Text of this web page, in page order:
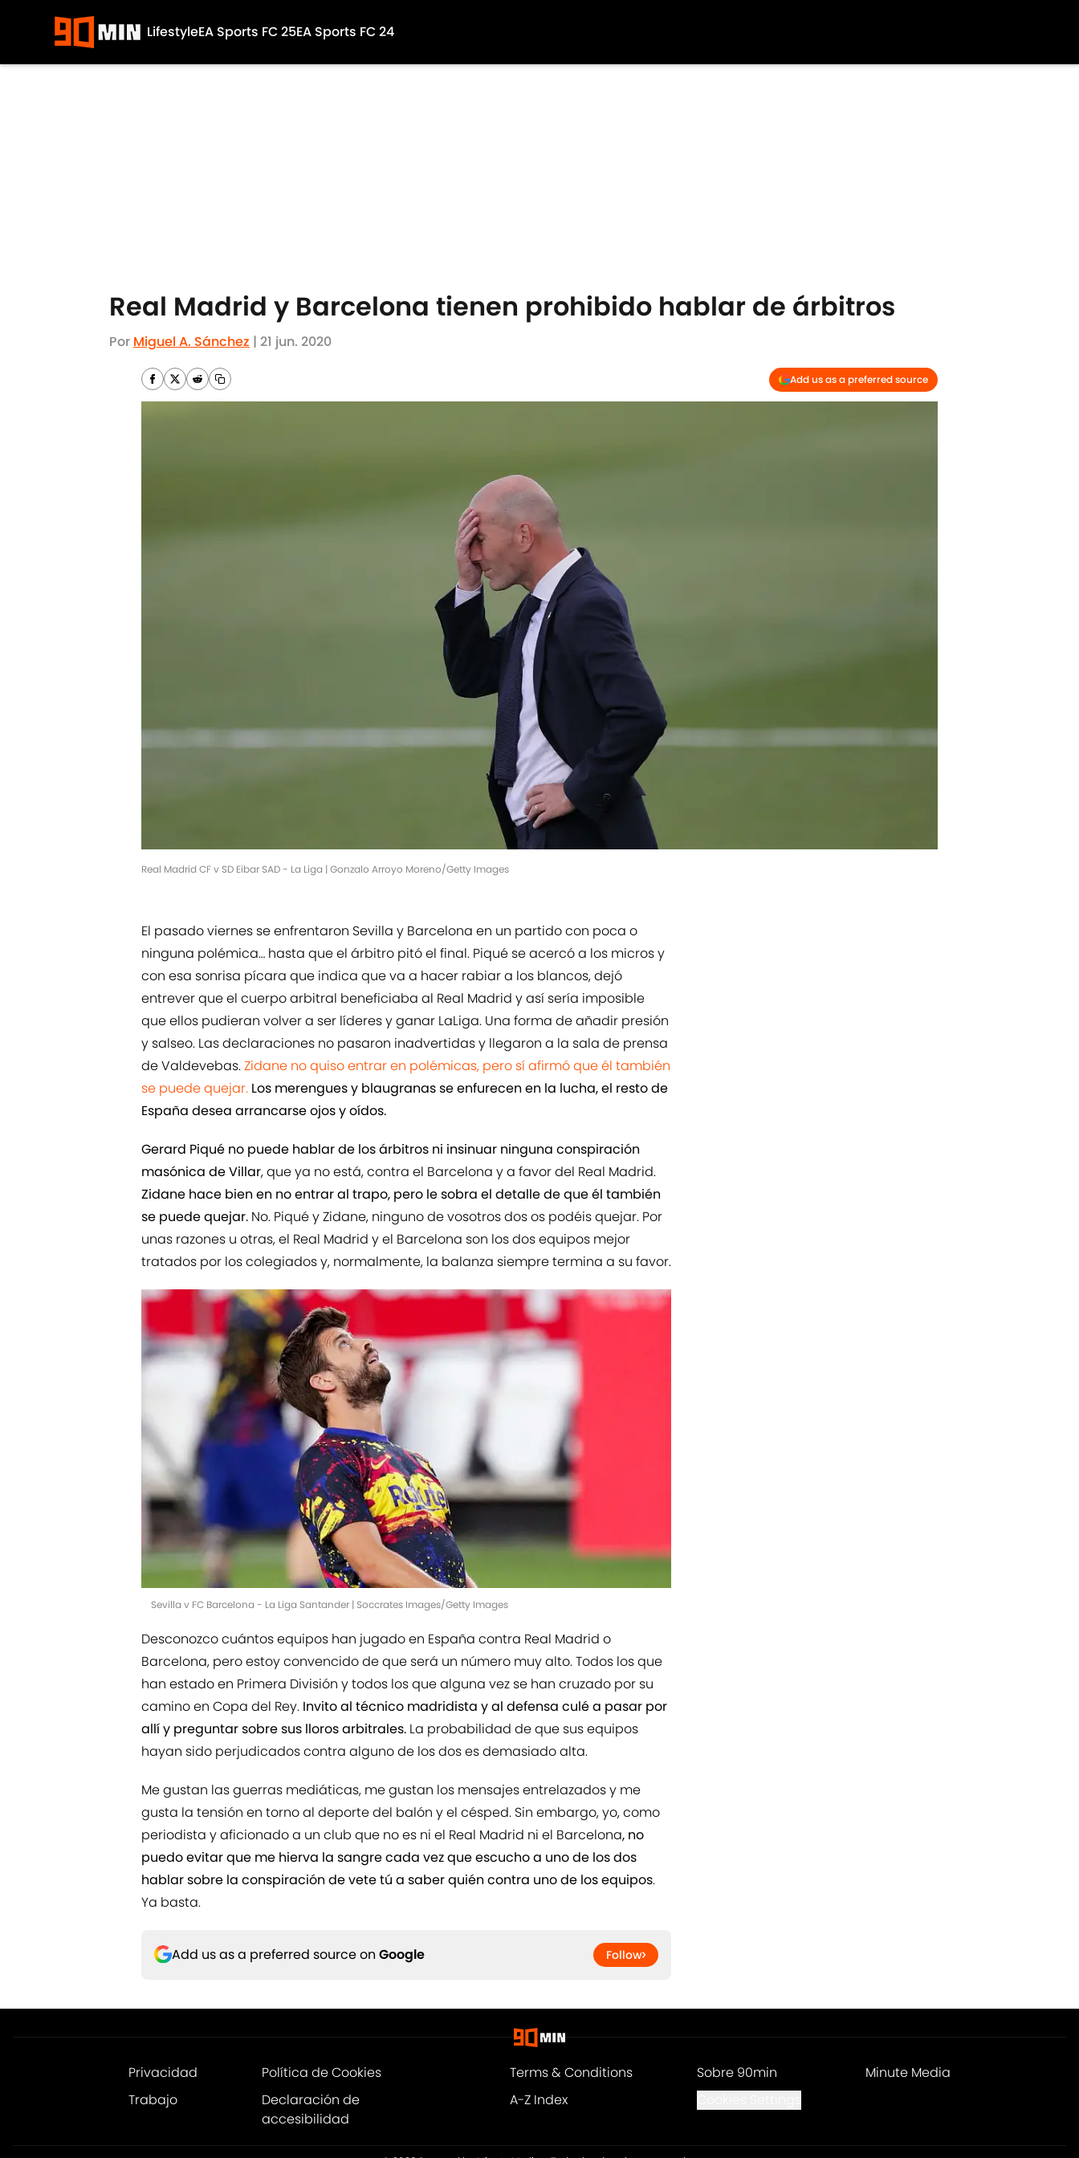
LifestyleEA Sports FC 25EA Sports FC 24
Real Madrid y Barcelona tienen prohibido hablar de árbitros
Por Miguel A. Sánchez | 21 jun. 2020
Add us as a preferred source
Real Madrid CF v SD Eibar SAD - La Liga | Gonzalo Arroyo Moreno/Getty Images
El pasado viernes se enfrentaron Sevilla y Barcelona en un partido con poca o
ninguna polémica… hasta que el árbitro pitó el final. Piqué se acercó a los micros y
con esa sonrisa pícara que indica que va a hacer rabiar a los blancos, dejó
entrever que el cuerpo arbitral beneficiaba al Real Madrid y así sería imposible
que ellos pudieran volver a ser líderes y ganar LaLiga. Una forma de añadir presión
y salseo. Las declaraciones no pasaron inadvertidas y llegaron a la sala de prensa
de Valdevebas.Zidane no quiso entrar en polémicas, pero sí afirmó que él también
se puede quejar. Los merengues y blaugranas se enfurecen en la lucha, el resto de
España desea arrancarse ojos y oídos.
Gerard Piqué no puede hablar de los árbitros ni insinuar ninguna conspiración
masónica de Villar, que ya no está, contra el Barcelona y a favor del Real Madrid.
Zidane hace bien en no entrar al trapo, pero le sobra el detalle de que él también
se puede quejar. No. Piqué y Zidane, ninguno de vosotros dos os podéis quejar. Por
unas razones u otras, el Real Madrid y el Barcelona son los dos equipos mejor
tratados por los colegiados y, normalmente, la balanza siempre termina a su favor.
Sevilla v FC Barcelona - La Liga Santander | Soccrates Images/Getty Images
Desconozco cuántos equipos han jugado en España contra Real Madrid o
Barcelona, pero estoy convencido de que será un número muy alto. Todos los que
han estado en Primera División y todos los que alguna vez se han cruzado por su
camino en Copa del Rey. Invito al técnico madridista y al defensa culé a pasar por
allí y preguntar sobre sus lloros arbitrales. La probabilidad de que sus equipos
hayan sido perjudicados contra alguno de los dos es demasiado alta.
Me gustan las guerras mediáticas, me gustan los mensajes entrelazados y me
gusta la tensión en torno al deporte del balón y el césped. Sin embargo, yo, como
periodista y aficionado a un club que no es ni el Real Madrid ni el Barcelona, no
puedo evitar que me hierva la sangre cada vez que escucho a uno de los dos
hablar sobre la conspiración de vete tú a saber quién contra uno de los equipos.
Ya basta.
Add us as a preferred source on Google Follow
Privacidad Política de Cookies Terms & Conditions Sobre 90min
Minute Media
Trabajo
Declaración de
accesibilidad
A-Z Index